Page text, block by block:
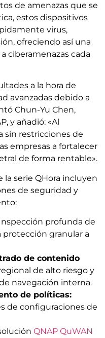
de amenazas que se
estos dispositivos
virus,
ofreciendo así una
ciberamenazas cada
a la hora de
avanzadas debido a
Chun-Yu Chen,
y añadió: «Al
sin restricciones de
empresas a fortalecer
de forma rentable».
la serie QHora incluyen
de seguridad y
profunda de
protección granular a
de contenido
de alto riesgo y
navegación interna.
de políticas:
de configuraciones de
QNAP QuWAN